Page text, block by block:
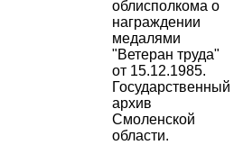
облисполкома о
награждении
медалями
"Ветеран труда"
от 15.12.1985.
Государственный
архив
Смоленской
области.